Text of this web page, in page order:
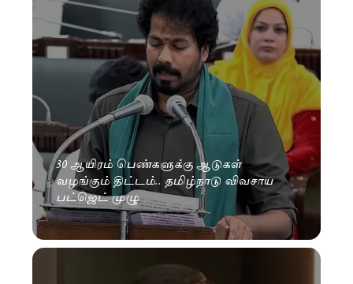
30 ஆயிரம் பெண்களுக்கு ஆடுகள்
வழங்கும் திட்டம்.. தமிழ்நாடு விவசாய
பட்ஜெட் முழு